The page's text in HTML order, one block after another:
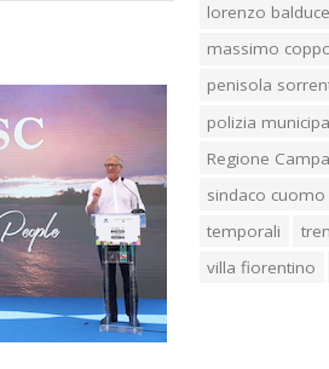
lorenzo
massimo
penisola
polizia
Regione
sindaco cuomo
temporali
villa fiorentino